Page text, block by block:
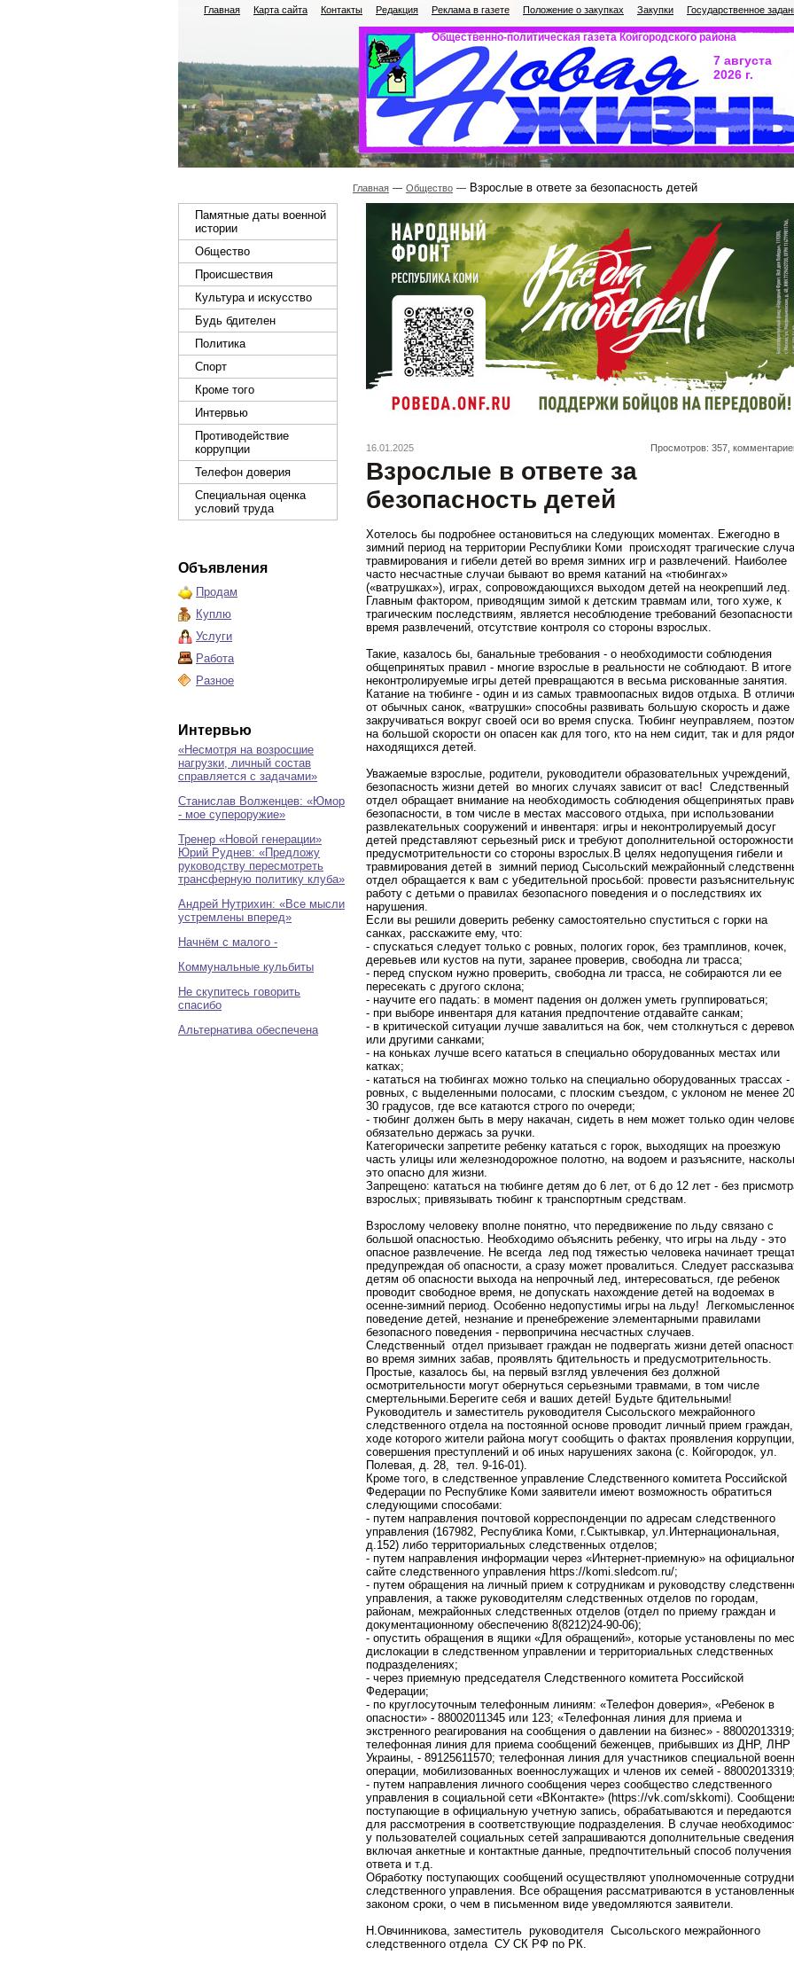
Главная Карта сайта Контакты Редакция Реклама в газете Положение о закупках Закупки Государственное
Общественно-политическая газета Койгородского района
7 августа
2026 г.
Памятные даты военной
истории
Общество
Происшествия
Культура и искусство
Будь бдителен
Политика
Спорт
Кроме того
Интервью
Противодействие
коррупции
Телефон доверия
Специальная оценка
условий труда
Объявления
Продам
Куплю
Услуги
Работа
Разное
Интервью
«Несмотря на возросшие
нагрузки, личный состав
справляется с задачами»
Станислав Волженцев: «Юмор
- мое супероружие»
Тренер «Новой генерации»
Юрий Руднев: «Предложу
руководству пересмотреть
трансферную политику клуба»
Андрей Нутрихин: «Все мысли
устремлены вперед»
Начнём с малого -
Коммунальные кульбиты
Не скупитесь говорить
спасибо
Альтернатива обеспечена
Главная Общество Взрослые в ответе за безопасность детей
16.01.2025 Просмотров: 357,
Взрослые в ответе за
безопасность детей
Хотелось бы подробнее остановиться на следующих моментах. Ежегодно в
зимний период на территории Республики Коми происходят трагические
травмирования и гибели детей во время зимних игр и развлечений. Наиболее
часто несчастные случаи бывают во время катаний на «тюбингах»
(«ватрушках»), играх, сопровождающихся выходом детей на неокрепший лед.
Главным фактором, приводящим зимой к детским травмам или, того хуже, к
трагическим последствиям, является несоблюдение требований
время развлечений, отсутствие контроля со стороны взрослых.
Такие, казалось бы, банальные требования - о необходимости соблюдения
общепринятых правил - многие взрослые в реальности не соблюдают. В итоге
неконтролируемые игры детей превращаются в весьма рискованные занятия.
Катание на тюбинге - один и из самых травмоопасных видов отдыха. В
от обычных санок, «ватрушки» способны развивать большую скорость и даже
закручиваться вокруг своей оси во время спуска. Тюбинг неуправляем,
на большой скорости он опасен как для того, кто на нем сидит, так и для
находящихся детей.
Уважаемые взрослые, родители, руководители образовательных учреждений,
безопасность жизни детей во многих случаях зависит от вас! Следственный
отдел обращает внимание на необходимость соблюдения общепринятых
безопасности, в том числе в местах массового отдыха, при использовании
развлекательных сооружений и инвентаря: игры и неконтролируемый досуг
детей представляют серьезный риск и требуют дополнительной
предусмотрительности со стороны взрослых.В целях недопущения гибели и
травмирования детей в зимний период Сысольский межрайонный
отдел обращается к вам с убедительной просьбой: провести
работу с детьми о правилах безопасного поведения и о последствиях их
нарушения.
Если вы решили доверить ребенку самостоятельно спуститься с горки на
санках, расскажите ему, что:
- спускаться следует только с ровных, пологих горок, без трамплинов, кочек,
деревьев или кустов на пути, заранее проверив, свободна ли трасса;
- перед спуском нужно проверить, свободна ли трасса, не собираются ли ее
пересекать с другого склона;
- научите его падать: в момент падения он должен уметь группироваться;
- при выборе инвентаря для катания предпочтение отдавайте санкам;
- в критической ситуации лучше завалиться на бок, чем столкнуться с
или другими санками;
- на коньках лучше всего кататься в специально оборудованных местах или
катках;
- кататься на тюбингах можно только на специально оборудованных трассах -
ровных, с выделенными полосами, с плоским съездом, с уклоном не менее
30 градусов, где все катаются строго по очереди;
- тюбинг должен быть в меру накачан, сидеть в нем может только один
обязательно держась за ручки.
Категорически запретите ребенку кататься с горок, выходящих на проезжую
часть улицы или железнодорожное полотно, на водоем и разъясните,
это опасно для жизни.
Запрещено: кататься на тюбинге детям до 6 лет, от 6 до 12 лет - без
взрослых; привязывать тюбинг к транспортным средствам.
Взрослому человеку вполне понятно, что передвижение по льду связано с
большой опасностью. Необходимо объяснить ребенку, что игры на льду - это
опасное развлечение. Не всегда лед под тяжестью человека начинает
предупреждая об опасности, а сразу может провалиться. Следует
детям об опасности выхода на непрочный лед, интересоваться, где ребенок
проводит свободное время, не допускать нахождение детей на водоемах в
осенне-зимний период. Особенно недопустимы игры на льду!
поведение детей, незнание и пренебрежение элементарными правилами
безопасного поведения - первопричина несчастных случаев.
Следственный отдел призывает граждан не подвергать жизни детей
во время зимних забав, проявлять бдительность и предусмотрительность.
Простые, казалось бы, на первый взгляд увлечения без должной
осмотрительности могут обернуться серьезными травмами, в том числе
смертельными.Берегите себя и ваших детей! Будьте бдительными!
Руководитель и заместитель руководителя Сысольского межрайонного
следственного отдела на постоянной основе проводит личный прием
ходе которого жители района могут сообщить о фактах проявления коррупции,
совершения преступлений и об иных нарушениях закона (с. Койгородок, ул.
Полевая, д. 28, тел. 9-16-01).
Кроме того, в следственное управление Следственного комитета Российской
Федерации по Республике Коми заявители имеют возможность обратиться
следующими способами:
- путем направления почтовой корреспонденции по адресам следственного
управления (167982, Республика Коми, г.Сыктывкар, ул.Интернациональная,
д.152) либо территориальных следственных отделов;
- путем направления информации через «Интернет-приемную» на
сайте следственного управления https://komi.sledcom.ru/;
- путем обращения на личный прием к сотрудникам и руководству
управления, а также руководителям следственных отделов по городам,
районам, межрайонных следственных отделов (отдел по приему граждан и
документационному обеспечению 8(8212)24-90-06);
- опустить обращения в ящики «Для обращений», которые установлены по
дислокации в следственном управлении и территориальных следственных
подразделениях;
- через приемную председателя Следственного комитета Российской
Федерации;
- по круглосуточным телефонным линиям: «Телефон доверия», «Ребенок в
опасности» - 88002011345 или 123; «Телефонная линия для приема и
экстренного реагирования на сообщения о давлении на бизнес» - 88002013319;
телефонная линия для приема сообщений беженцев, прибывших из ДНР, ЛНР
Украины, - 89125611570; телефонная линия для участников специальной
операции, мобилизованных военнослужащих и членов их семей - 88002013319;
- путем направления личного сообщения через сообщество следственного
управления в социальной сети «ВКонтакте» (https://vk.com/skkomi).
поступающие в официальную учетную запись, обрабатываются и передаются
для рассмотрения в соответствующие подразделения. В случае
у пользователей социальных сетей запрашиваются дополнительные
включая анкетные и контактные данные, предпочтительный способ получения
ответа и т.д.
Обработку поступающих сообщений осуществляют уполномоченные
следственного управления. Все обращения рассматриваются в
законом сроки, о чем в письменном виде уведомляются заявители.
Н.Овчинникова, заместитель руководителя Сысольского межрайонного
следственного отдела СУ СК РФ по РК.